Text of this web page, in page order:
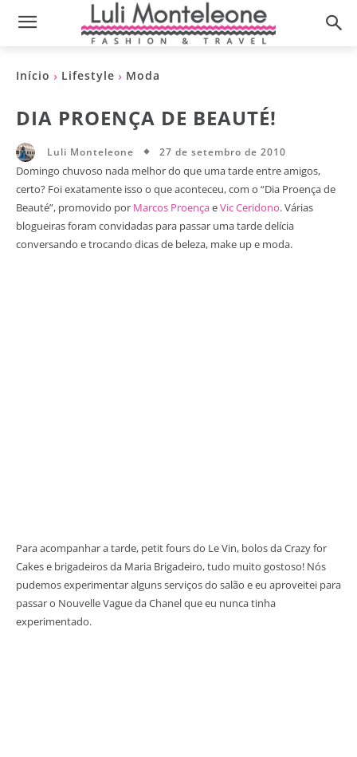
Início Lifestyle Moda
DIA PROENÇA DE BEAUTÉ!
Luli Monteleone 27 de setembro de 2010
Domingo chuvoso nada melhor do que uma tarde entre amigos,
certo? Foi exatamente isso o que aconteceu, com o “Dia Proença de
Beauté”, promovido por Marcos ProençaeVic Ceridono. Várias
blogueiras foram convidadas para passar uma tarde delícia
conversando e trocando dicas de beleza, make up e moda.
Para acompanhar a tarde, petit fours do Le Vin, bolos da Crazy for
Cakes e brigadeiros da Maria Brigadeiro, tudo muito gostoso! Nós
pudemos experimentar alguns serviços do salão e eu aproveitei para
passar o Nouvelle Vague da Chanel que eu nunca tinha
experimentado.